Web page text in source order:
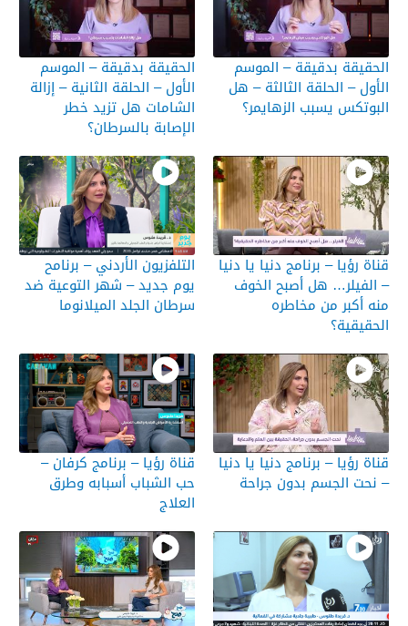
الحقيقة بدقيقة – الموسم
الأول – الحلقة الثالثة – هل
البوتكس يسبب الزهايمر؟
الحقيقة بدقيقة – الموسم
الأول – الحلقة الثانية – إزالة
الشامات هل تزيد خطر
الإصابة بالسرطان؟
قناة رؤيا – برنامج دنيا يا دنيا
– الفيلر… هل أصبح الخوف
منه أكبر من مخاطره
الحقيقية؟
التلفزيون الأردني – برنامح
يوم جديد – شهر التوعية ضد
سرطان الجلد الميلانوما
قناة رؤيا – برنامج دنيا يا دنيا
– نحت الجسم بدون جراحة
قناة رؤيا – برنامج كرفان –
حب الشباب أسبابه وطرق
العلاج